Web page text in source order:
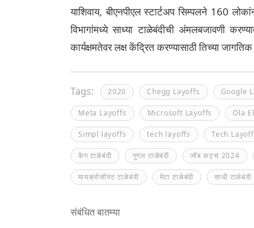
याशिवाय, बीएनपीएल स्टार्टअप सिम्पलने 160
विभागांमध्ये साध्या टाळेबंदीची अंमलबजावणी
कार्यक्षमतेवर लक्ष केंद्रित करण्यासाठी तिच्या
Tags: 2020 Chegg Layoffs Google
Meta Layoffs Microsoft Layoffs Ola
Simpl layoffs tech layoffs Tech
केग टाळेबंदी गुगल टाळेबंदी जॉब कट्स 2024
मायक्रोसॉफ्ट टाळेबंदी मेटा टाळेबंदी साधी टाळेबंदी
संबंधित बातम्या